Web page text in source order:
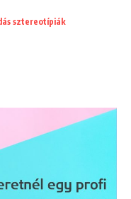
sztereotípiák